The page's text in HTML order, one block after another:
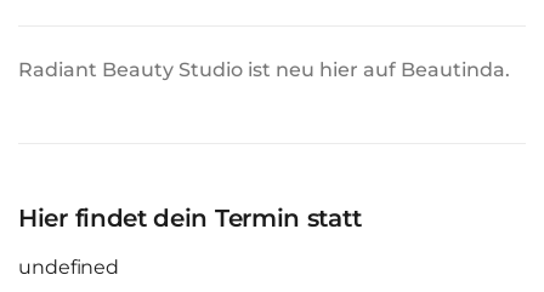
Radiant Beauty Studio ist neu hier auf Beautinda.
Hier findet dein Termin statt
undefined